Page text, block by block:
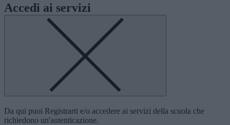
Accedi ai servizi
Da qui puoi Registrarti e/o accedere ai servizi della scuola che
richiedono un'autenticazione.